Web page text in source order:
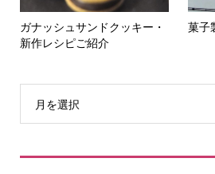
ガナッシュサンドクッキー・
新作レシピご紹介
菓子
月を選択